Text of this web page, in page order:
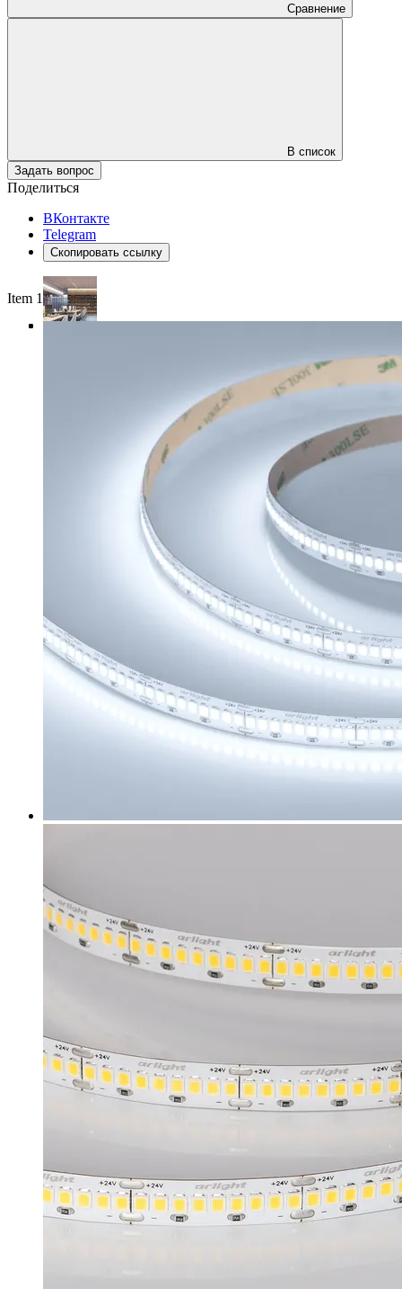
Сравнение
В список
Задать вопрос
Поделиться
ВКонтакте
Telegram
Скопировать ссылку
Item 1 of 4